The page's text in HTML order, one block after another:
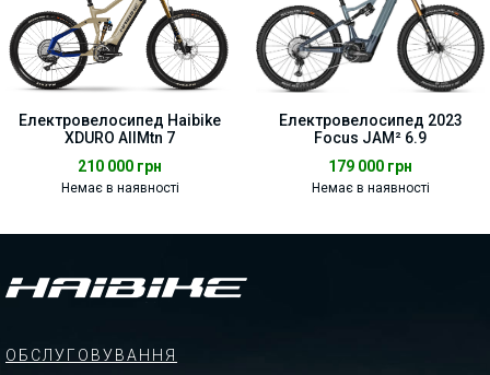
Електровелосипед Haibike
XDURO AllMtn 7
210 000 грн
Немає в наявності
Електровелосипед 2023
Focus JAM² 6.9
179 000 грн
Немає в наявності
ОБСЛУГОВУВАННЯ